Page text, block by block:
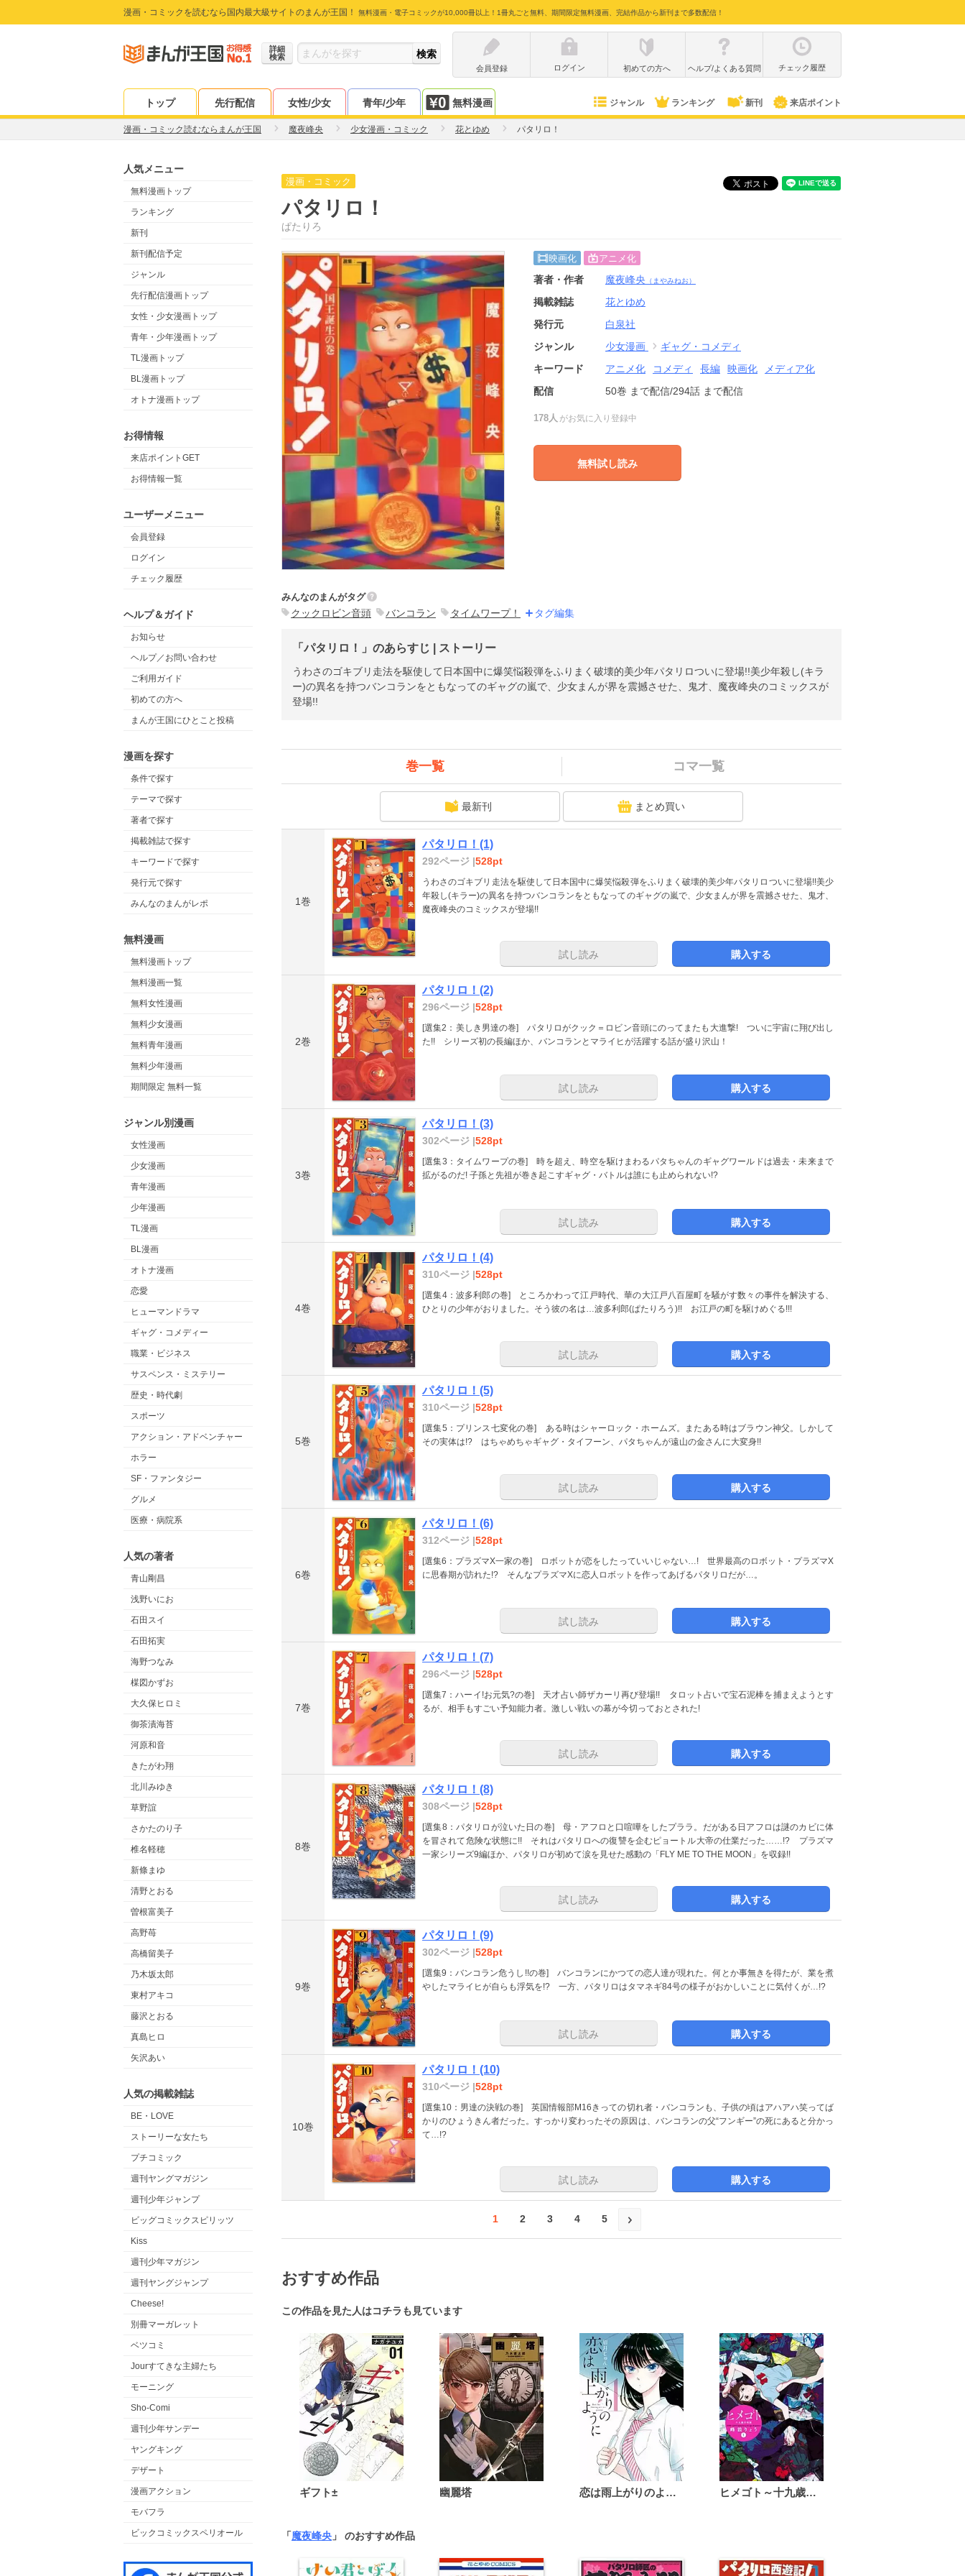
漫画・コミックを読むなら国内最大級サイトのまんが王国！ 無料漫画・電子コミックが10,000冊以上！1冊丸ごと無料、期間限定無料漫画、完結作品から新刊まで多数配信！
詳細
検索
会員登録
ログイン 初めての方へ ヘルプ/よくある質問 チェック履歴
トップ 先行配信 女性/少女 青年/少年 無料漫画 ジャンル ランキング 新刊 来店ポイント
漫画・コミック読むならまんが王国 魔夜峰央 少女漫画・コミック 花とゆめ パタリロ！
人気メニュー
無料漫画トップ
ランキング
新刊
新刊配信予定
ジャンル
先行配信漫画トップ
女性・少女漫画トップ
青年・少年漫画トップ
TL漫画トップ
BL漫画トップ
オトナ漫画トップ
お得情報
来店ポイントGET
お得情報一覧
ユーザーメニュー
会員登録
ログイン
チェック履歴
ヘルプ＆ガイド
お知らせ
ヘルプ／お問い合わせ
ご利用ガイド
初めての方へ
まんが王国にひとこと投稿
漫画を探す
条件で探す
テーマで探す
著者で探す
掲載雑誌で探す
キーワードで探す
発行元で探す
みんなのまんがレポ
無料漫画
無料漫画トップ
無料漫画一覧
無料女性漫画
無料少女漫画
無料青年漫画
無料少年漫画
期間限定 無料一覧
ジャンル別漫画
女性漫画
少女漫画
青年漫画
少年漫画
TL漫画
BL漫画
オトナ漫画
恋愛
ヒューマンドラマ
ギャグ・コメディー
職業・ビジネス
サスペンス・ミステリー
歴史・時代劇
スポーツ
アクション・アドベンチャー
ホラー
SF・ファンタジー
グルメ
医療・病院系
人気の著者
青山剛昌
浅野いにお
石田スイ
石田拓実
海野つなみ
楳図かずお
大久保ヒロミ
御茶漬海苔
河原和音
きたがわ翔
北川みゆき
草野誼
さかたのり子
椎名軽穂
新條まゆ
清野とおる
曽根富美子
高野苺
高橋留美子
乃木坂太郎
東村アキコ
藤沢とおる
真島ヒロ
矢沢あい
人気の掲載雑誌
BE・LOVE
ストーリーな女たち
プチコミック
週刊ヤングマガジン
週刊少年ジャンプ
ビッグコミックスピリッツ
Kiss
週刊少年マガジン
週刊ヤングジャンプ
Cheese!
別冊マーガレット
ベツコミ
Jourすてきな主婦たち
モーニング
Sho-Comi
週刊少年サンデー
ヤングキング
デザート
漫画アクション
モバフラ
ビックコミックスペリオール
漫画・コミック
パタリロ！
ぱたりろ
映画化 アニメ化
著者・作者 魔夜峰央 （まやみねお）
掲載雑誌
花とゆめ
発行元
白泉社
ジャンル
少女漫画
ギャグ・コメディ
キーワード
アニメ化 コメディ 長編 映画化
メディア化
配信
50巻 まで配信/294話 まで配信
178人 がお気に入り登録中
無料試し読み
みんなのまんがタグ
クックロビン音頭 バンコラン タイムワープ！ タグ編集
「パタリロ！」のあらすじ | ストーリー
うわさのゴキブリ走法を駆使して日本国中に爆笑悩殺弾をふりまく破壊的美少年パタリロついに登場!!美少年殺し(キラ
ー)の異名を持つバンコランをともなってのギャグの嵐で、少女まんが界を震撼させた、鬼才、魔夜峰央のコミックスが
登場!!
巻一覧 コマ一覧
最新刊 まとめ買い
1巻
パタリロ！(1)
292ページ |528pt
うわさのゴキブリ走法を駆使して日本国中に爆笑悩殺弾をふりまく破壊的美少年パタリロついに登場!!美少
年殺し(キラー)の異名を持つバンコランをともなってのギャグの嵐で、少女まんが界を震撼させた、鬼才、
魔夜峰央のコミックスが登場!!
試し読み 購入する
2巻
パタリロ！(2)
296ページ |528pt
[選集2：美しき男達の巻] パタリロがクック＝ロビン音頭にのってまたも大進撃! ついに宇宙に翔び出し
た!! シリーズ初の長編ほか、バンコランとマライヒが活躍する話が盛り沢山！
試し読み 購入する
3巻
パタリロ！(3)
302ページ |528pt
[選集3：タイムワープの巻] 時を超え、時空を駆けまわるパタちゃんのギャグワールドは過去・未来まで
拡がるのだ! 子孫と先祖が巻き起こすギャグ・バトルは誰にも止められない!?
試し読み 購入する
4巻
パタリロ！(4)
310ページ |528pt
[選集4：波多利郎の巻] ところかわって江戸時代、華の大江戸八百屋町を騒がす数々の事件を解決する、
ひとりの少年がおりました。そう彼の名は…波多利郎(ぱたりろう)!! お江戸の町を駆けめぐる!!!
試し読み 購入する
5巻
パタリロ！(5)
310ページ |528pt
[選集5：プリンス七変化の巻] ある時はシャーロック・ホームズ。またある時はブラウン神父。しかして
その実体は!? はちゃめちゃギャグ・タイフーン、パタちゃんが遠山の金さんに大変身!!
試し読み 購入する
6巻
パタリロ！(6)
312ページ |528pt
[選集6：プラズマX一家の巻] ロボットが恋をしたっていいじゃない…! 世界最高のロボット・プラズマX
に思春期が訪れた!? そんなプラズマXに恋人ロボットを作ってあげるパタリロだが…。
試し読み 購入する
7巻
パタリロ！(7)
296ページ |528pt
[選集7：ハーイ!お元気?の巻] 天才占い師ザカーリ再び登場!! タロット占いで宝石泥棒を捕まえようとす
るが、相手もすごい予知能力者。激しい戦いの幕が今切っておとされた!
試し読み 購入する
8巻
パタリロ！(8)
308ページ |528pt
[選集8：パタリロが泣いた日の巻] 母・アフロと口喧嘩をしたプララ。だがある日アフロは謎のカビに体
を冒されて危険な状態に!! それはパタリロへの復讐を企むピョートル大帝の仕業だった……!? プラズマ
一家シリーズ9編ほか、パタリロが初めて涙を見せた感動の「FLY ME TO THE MOON」を収録!!
試し読み 購入する
9巻
パタリロ！(9)
302ページ |528pt
[選集9：バンコラン危うし!!の巻] バンコランにかつての恋人達が現れた。何とか事無きを得たが、業を煮
やしたマライヒが自らも浮気を!? 一方、パタリロはタマネギ84号の様子がおかしいことに気付くが…!?
試し読み 購入する
10巻
パタリロ！(10)
310ページ |528pt
[選集10：男達の決戦の巻] 英国情報部M16きっての切れ者・バンコランも、子供の頃はアハアハ笑ってば
かりのひょうきん者だった。すっかり変わったその原因は、バンコランの父“フンギー”の死にあると分かっ
て…!?
試し読み 購入する
1 2 3 4 5
おすすめ作品
この作品を見た人はコチラも見ています
ギフト± 幽麗塔 恋は雨上がりのように ヒメゴト～十九歳の制服～
「魔夜峰央 」 のおすすめ作品